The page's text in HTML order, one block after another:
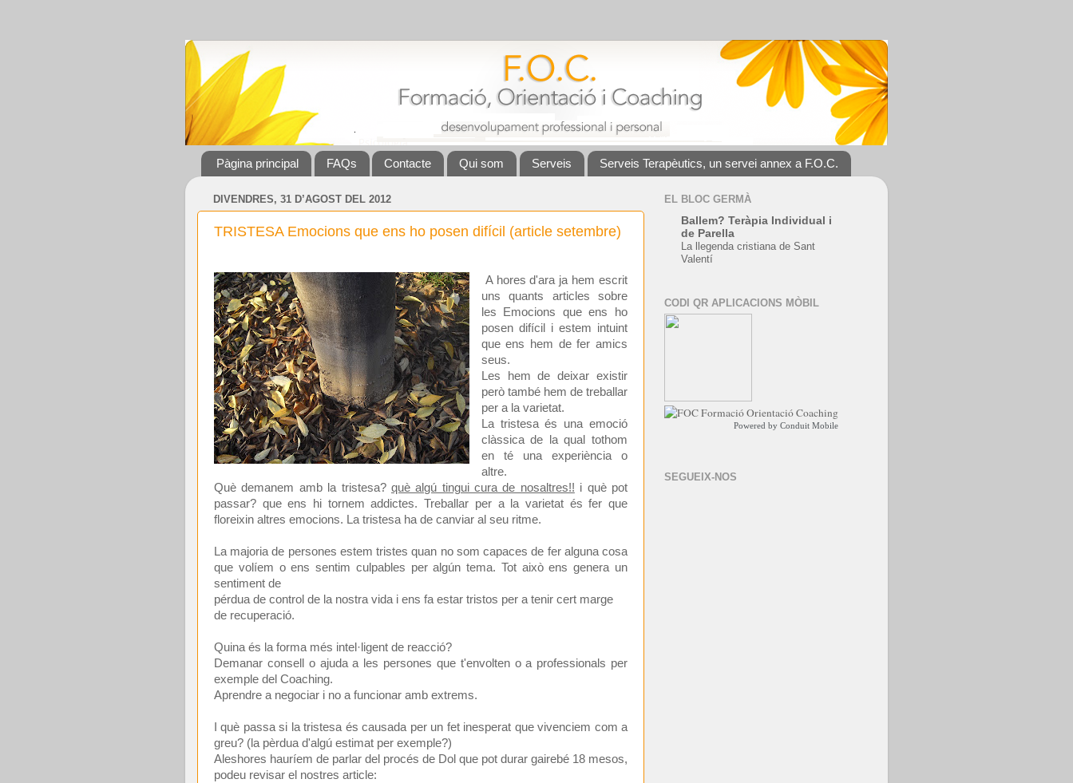
Pàgina principal FAQs Contacte Qui som Serveis Serveis Terapèutics, un servei annex a F.O.C.
DIVENDRES, 31 D’AGOST DEL 2012
TRISTESA Emocions que ens ho posen difícil (article setembre)
A hores d'ara ja hem escrit
uns quants articles sobre
les Emocions que ens ho
posen difícil i estem intuint
que ens hem de fer amics
seus.
Les hem de deixar existir
però també hem de treballar
per a la varietat.
La tristesa és una emoció
clàssica de la qual tothom
en té una experiència o
altre.
Què demanem amb la tristesa? què algú tingui cura de nosaltres!! i què pot
passar? que ens hi tornem addictes. Treballar per a la varietat és fer que
floreixin altres emocions. La tristesa ha de canviar al seu ritme.
La majoria de persones estem tristes quan no som capaces de fer alguna cosa
que volíem o ens sentim culpables per algún tema. Tot això ens genera un
sentiment de
pérdua de control de la nostra vida i ens fa estar tristos per a tenir cert marge
de recuperació.
Quina és la forma més intel·ligent de reacció?
Demanar consell o ajuda a les persones que t'envolten o a professionals per
exemple del Coaching.
Aprendre a negociar i no a funcionar amb extrems.
I què passa si la tristesa és causada per un fet inesperat que vivenciem com a
greu? (la pèrdua d'algú estimat per exemple?)
Aleshores hauríem de parlar del procés de Dol que pot durar gairebé 18 mesos,
podeu revisar el nostres article:
EL BLOC GERMÀ
Ballem? Teràpia Individual i
de Parella
La llegenda cristiana de Sant
Valentí
CODI QR APLICACIONS MÒBIL
Powered by Conduit Mobile
SEGUEIX-NOS